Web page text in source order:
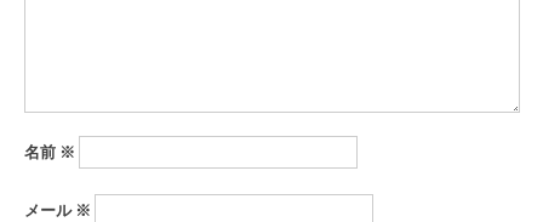
名前 ※
メール ※